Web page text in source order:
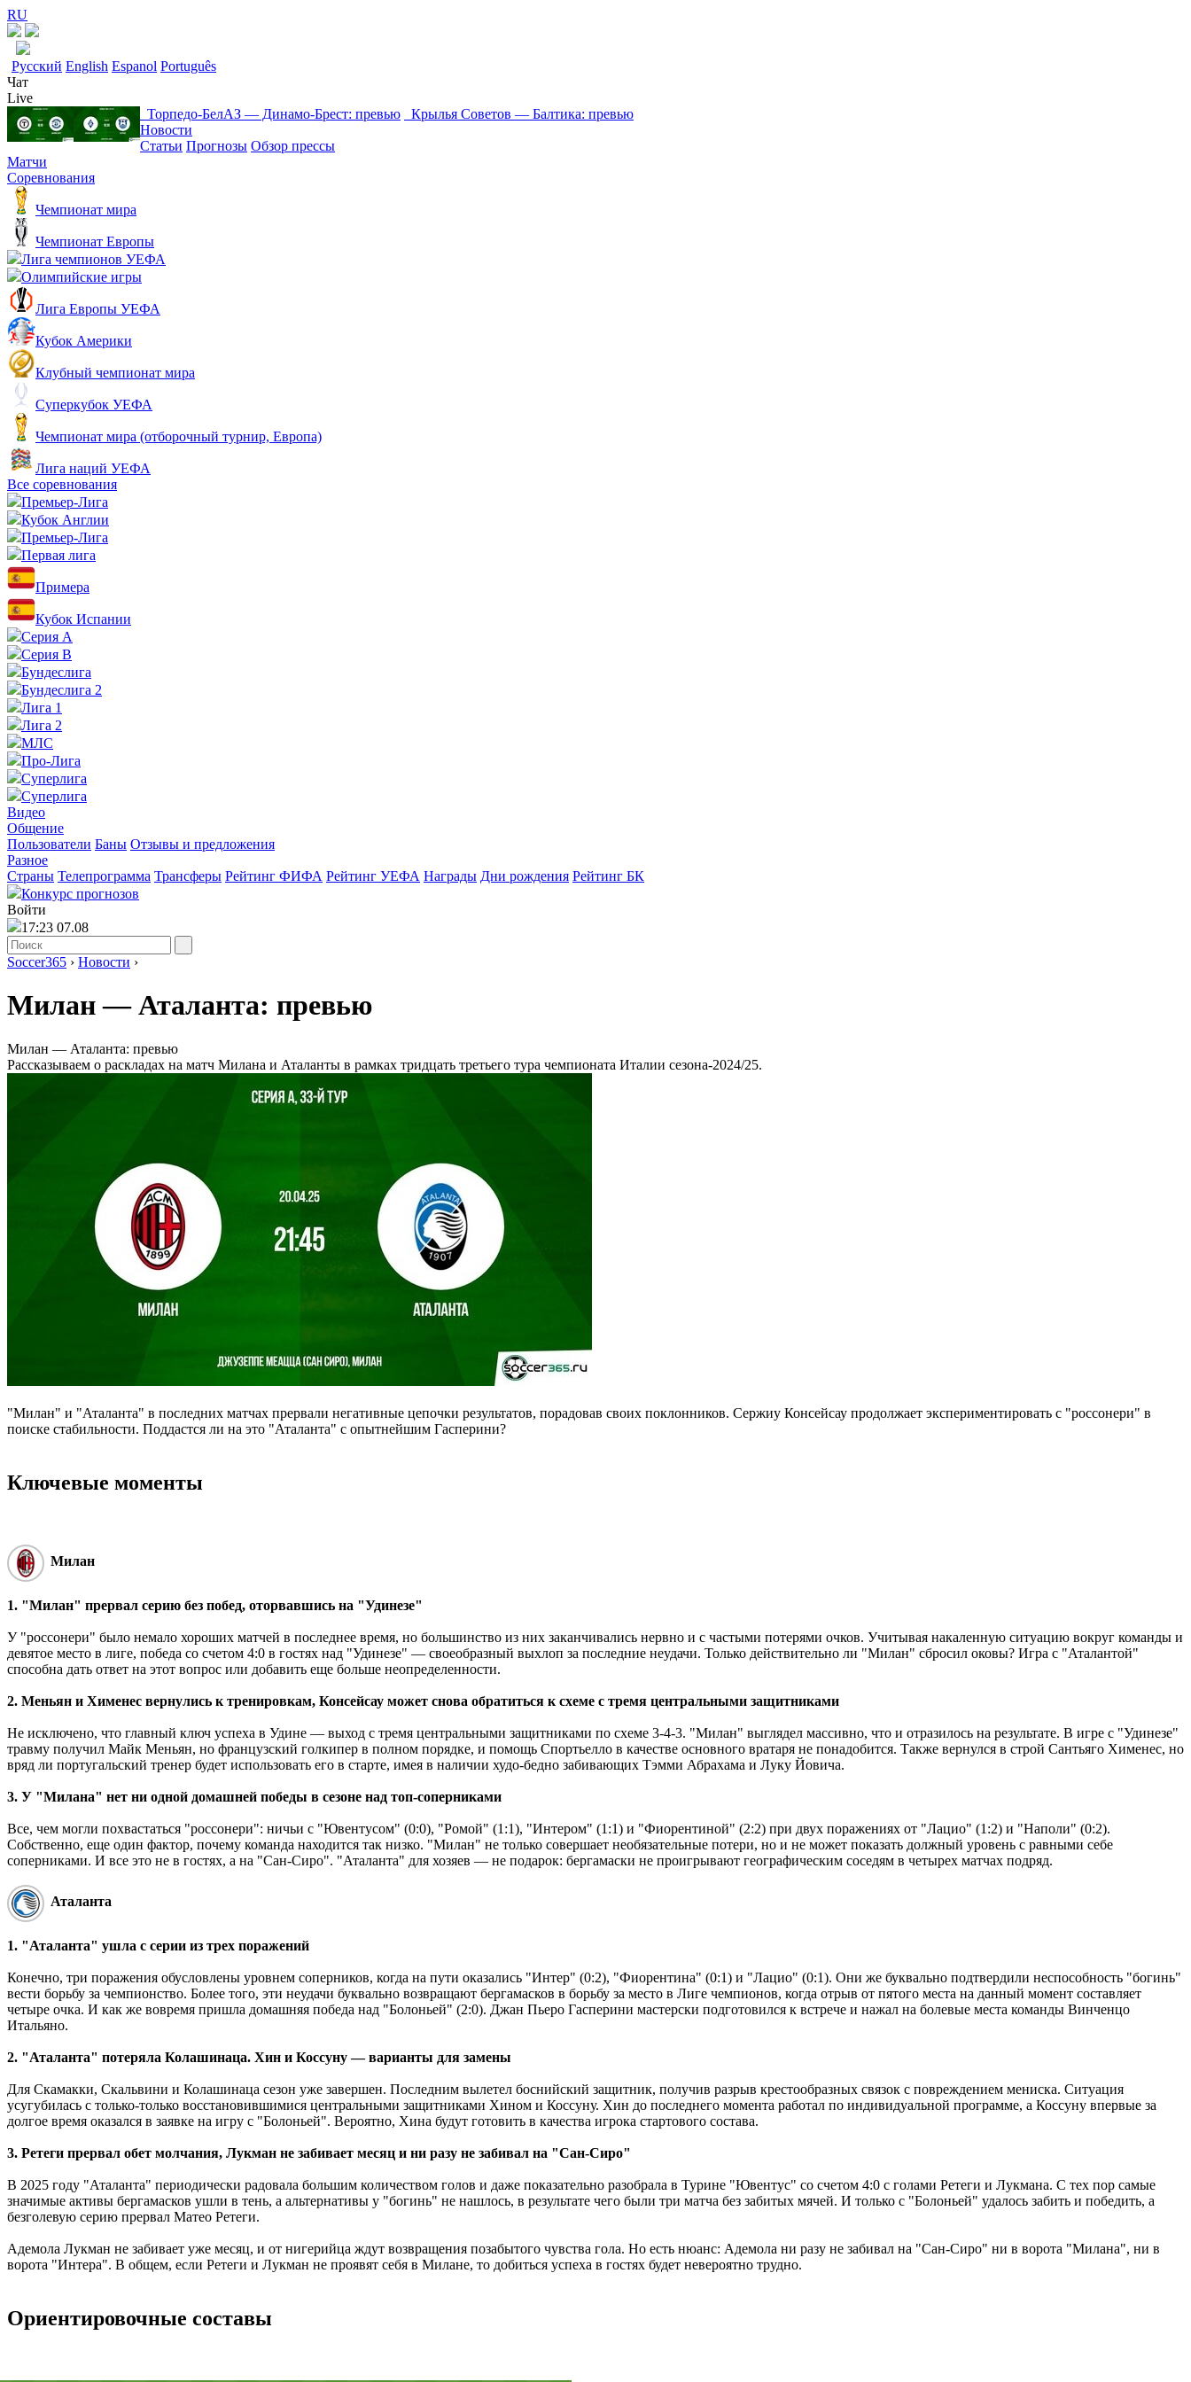
RU
Русский English Espanol Português
Чат
Live
Торпедо-БелАЗ ― Динамо-Брест: превью
Крылья Советов ― Балтика: превью
Новости
Статьи Прогнозы Обзор прессы
Матчи
Соревнования
Чемпионат мира
Чемпионат Европы
Лига чемпионов УЕФА
Олимпийские игры
Лига Европы УЕФА
Кубок Америки
Клубный чемпионат мира
Суперкубок УЕФА
Чемпионат мира (отборочный турнир, Европа)
Лига наций УЕФА
Все соревнования
Премьер-Лига
Кубок Англии
Премьер-Лига
Первая лига
Примера
Кубок Испании
Серия А
Серия B
Бундеслига
Бундеслига 2
Лига 1
Лига 2
МЛС
Про-Лига
Суперлига
Суперлига
Видео
Общение
Пользователи Баны Отзывы и предложения
Разное
Страны Телепрограмма Трансферы Рейтинг ФИФА Рейтинг УЕФА Награды Дни рождения Рейтинг БК
Конкурс прогнозов
Войти
17:23 07.08
Soccer365 › Новости ›
Милан ― Аталанта: превью
Милан ― Аталанта: превью
Рассказываем о раскладах на матч Милана и Аталанты в рамках тридцать третьего тура чемпионата Италии сезона-2024/25.
"Милан" и "Аталанта" в последних матчах прервали негативные цепочки результатов, порадовав своих поклонников. Сержиу Консейсау продолжает экспериментировать с "россонери" в
поиске стабильности. Поддастся ли на это "Аталанта" с опытнейшим Гасперини?
Ключевые моменты
Милан
1. "Милан" прервал серию без побед, оторвавшись на "Удинезе"
У "россонери" было немало хороших матчей в последнее время, но большинство из них заканчивались нервно и с частыми потерями очков. Учитывая накаленную ситуацию вокруг команды и
девятое место в лиге, победа со счетом 4:0 в гостях над "Удинезе" ― своеобразный выхлоп за последние неудачи. Только действительно ли "Милан" сбросил оковы? Игра с "Аталантой"
способна дать ответ на этот вопрос или добавить еще больше неопределенности.
2. Меньян и Хименес вернулись к тренировкам, Консейсау может снова обратиться к схеме с тремя центральными защитниками
Не исключено, что главный ключ успеха в Удине ― выход с тремя центральными защитниками по схеме 3-4-3. "Милан" выглядел массивно, что и отразилось на результате. В игре с "Удинезе"
травму получил Майк Меньян, но французский голкипер в полном порядке, и помощь Спортьелло в качестве основного вратаря не понадобится. Также вернулся в строй Сантьяго Хименес, но
вряд ли португальский тренер будет использовать его в старте, имея в наличии худо-бедно забивающих Тэмми Абрахама и Луку Йовича.
3. У "Милана" нет ни одной домашней победы в сезоне над топ-соперниками
Все, чем могли похвастаться "россонери": ничьи с "Ювентусом" (0:0), "Ромой" (1:1), "Интером" (1:1) и "Фиорентиной" (2:2) при двух поражениях от "Лацио" (1:2) и "Наполи" (0:2).
Собственно, еще один фактор, почему команда находится так низко. "Милан" не только совершает необязательные потери, но и не может показать должный уровень с равными себе
соперниками. И все это не в гостях, а на "Сан-Сиро". "Аталанта" для хозяев — не подарок: бергамаски не проигрывают географическим соседям в четырех матчах подряд.
Аталанта
1. "Аталанта" ушла с серии из трех поражений
Конечно, три поражения обусловлены уровнем соперников, когда на пути оказались "Интер" (0:2), "Фиорентина" (0:1) и "Лацио" (0:1). Они же буквально подтвердили неспособность "богинь"
вести борьбу за чемпионство. Более того, эти неудачи буквально возвращают бергамасков в борьбу за место в Лиге чемпионов, когда отрыв от пятого места на данный момент составляет
четыре очка. И как же вовремя пришла домашняя победа над "Болоньей" (2:0). Джан Пьеро Гасперини мастерски подготовился к встрече и нажал на болевые места команды Винченцо
Итальяно.
2. "Аталанта" потеряла Колашинаца. Хин и Коссуну ― варианты для замены
Для Скамакки, Скальвини и Колашинаца сезон уже завершен. Последним вылетел боснийский защитник, получив разрыв крестообразных связок с повреждением мениска. Ситуация
усугубилась с только-только восстановившимися центральными защитниками Хином и Коссуну. Хин до последнего момента работал по индивидуальной программе, а Коссуну впервые за
долгое время оказался в заявке на игру с "Болоньей". Вероятно, Хина будут готовить в качества игрока стартового состава.
3. Ретеги прервал обет молчания, Лукман не забивает месяц и ни разу не забивал на "Сан-Сиро"
В 2025 году "Аталанта" периодически радовала большим количеством голов и даже показательно разобрала в Турине "Ювентус" со счетом 4:0 с голами Ретеги и Лукмана. С тех пор самые
значимые активы бергамасков ушли в тень, а альтернативы у "богинь" не нашлось, в результате чего были три матча без забитых мячей. И только с "Болоньей" удалось забить и победить, а
безголевую серию прервал Матео Ретеги.
Адемола Лукман не забивает уже месяц, и от нигерийца ждут возвращения позабытого чувства гола. Но есть нюанс: Адемола ни разу не забивал на "Сан-Сиро" ни в ворота "Милана", ни в
ворота "Интера". В общем, если Ретеги и Лукман не проявят себя в Милане, то добиться успеха в гостях будет невероятно трудно.
Ориентировочные составы